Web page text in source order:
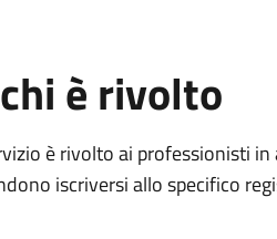
è rivolto
è rivolto ai professionisti
iscriversi allo specifico